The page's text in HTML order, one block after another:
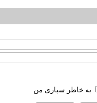
به خاطر سپاري من